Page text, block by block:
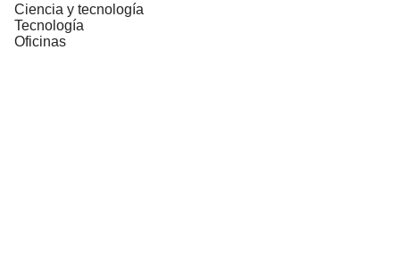
Ciencia y tecnología
Tecnología
Oficinas